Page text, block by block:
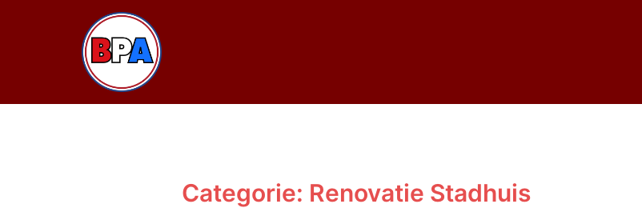
Categorie: Renovatie Stadhuis